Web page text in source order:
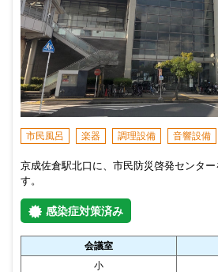
市民風呂 楽器 調理設備 音響設備
京成佐倉駅北口に、市民防災啓発センタ
す。
感染症対策済み
会議室
小